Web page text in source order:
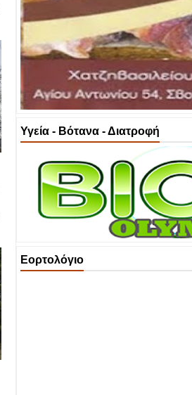
Υγεία - Βότανα - Διατροφή
Εορτολόγιο